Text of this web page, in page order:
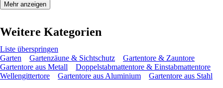
Mehr anzeigen
Weitere Kategorien
Liste überspringen
Garten
Gartenzäune & Sichtschutz
Gartentore & Zauntore
Gartentore aus Metall
Doppelstabmattentore & Einstabmattentore
Wellengittertore
Gartentore aus Aluminium Gartentore aus Stahl